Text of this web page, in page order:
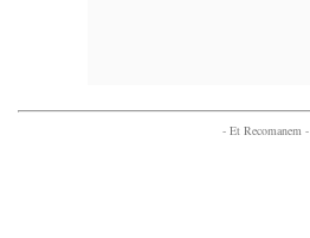
- Et Recomanem -